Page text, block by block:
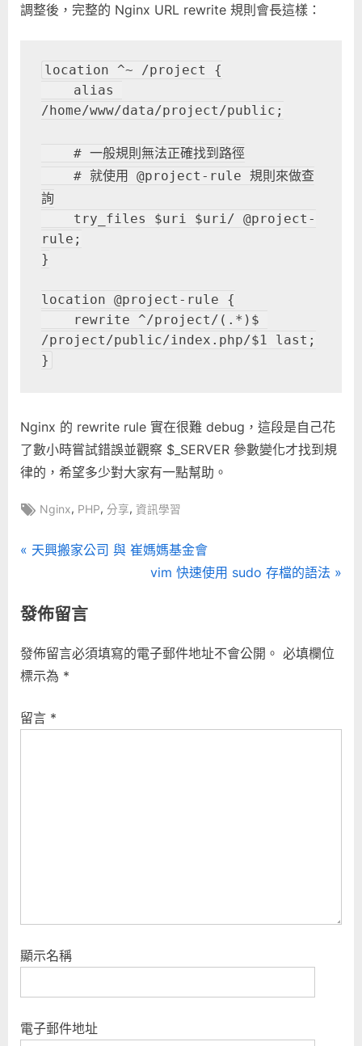
調整後，完整的 Nginx URL rewrite 規則會長這樣：
location ^~ /project {
/home/www/data/project/public;
詢
rule;
}
location @project-rule {
/project/public/index.php/$1 last;
Nginx 的 rewrite rule 實在很難 debug，這段是自己花
了數小時嘗試錯誤並觀察 $_SERVER 參數變化才找到規
律的，希望多少對大家有一點幫助。
Tags:
Nginx, PHP,分享,資訊學習
文
導
覽
P
v
o
u
P
天興搬家公司 與 崔媽媽基金會
N
P
t
vim 快速使用 sudo 存檔的語法
發佈留言
發佈留言必須填寫的電子郵件地址不會公開。 必填欄位
標示為 *
留言 *
顯示名稱
電子郵件地址